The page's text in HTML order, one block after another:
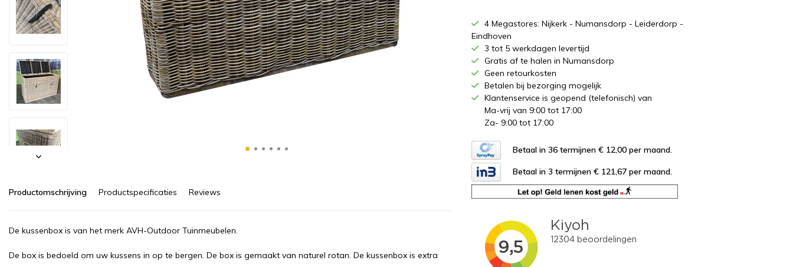
Productomschrijving Productspecificaties Reviews
De kussenbox is van het merk AVH-Outdoor Tuinmeubelen.
De box is bedoeld om uw kussens in op te bergen. De box is gemaakt van naturel rotan. De kussenbox is extra
4 Megastores: Nijkerk - Numansdorp - Leiderdorp -
Eindhoven
3 tot 5 werkdagen levertijd
Gratis af te halen in Numansdorp
Geen retourkosten
Betalen bij bezorging mogelijk
Klantenservice is geopend (telefonisch) van
Ma-vrij van 9:00 tot 17:00
Za- 9:00 tot 17:00
Betaal in 36 termijnen € 12,00 per maand.
Betaal in 3 termijnen € 121,67 per maand.